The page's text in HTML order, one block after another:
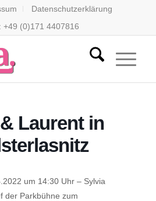
Datenschutzerklärung
+49 (0)171 4407816
Laurent in
um 14:30 Uhr – Sylvia
der Parkbühne zum